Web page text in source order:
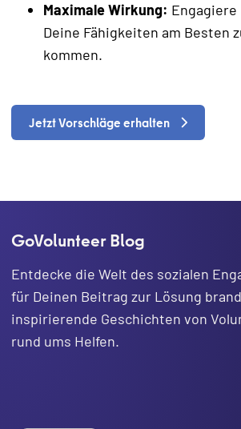
Maximale Wirkung:
Deine Fähigkeiten am Besten
kommen.
Jetzt Vorschläge erhalten
GoVolunteer Blog
Entdecke die Welt des sozialen
für Deinen Beitrag zur Lösung
inspirierende Geschichten von
rund ums Helfen.